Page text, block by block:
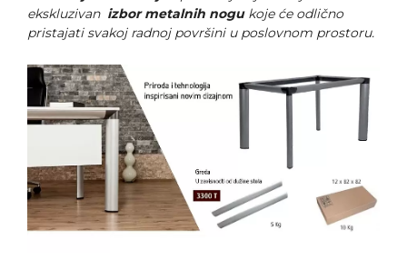
ekskluzivan izbor metalnih nogukoje će odlično
pristajati svakoj radnoj površini u poslovnom prostoru.